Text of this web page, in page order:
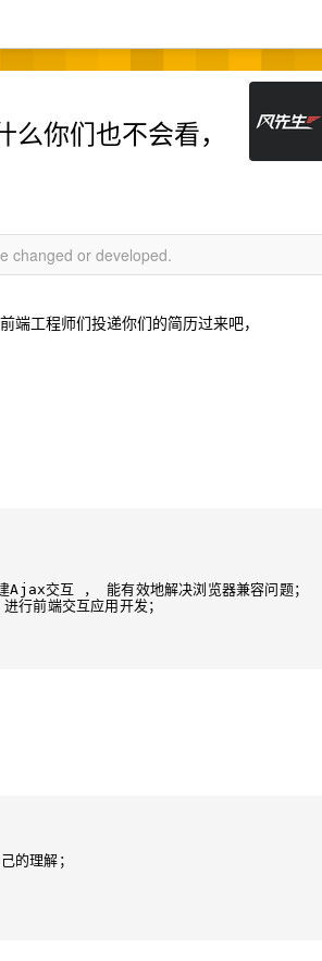
你们也不会看，
changed or developed.
端工程师们投递你们的简历过来吧，
交互 ， 能有效地解决浏览器兼容问题；
前端交互应用开发；
理解；